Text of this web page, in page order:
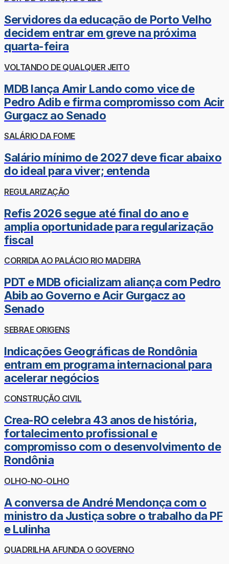
Servidores da educação de Porto Velho
decidem entrar em greve na próxima
quarta-feira
VOLTANDO DE QUALQUER JEITO
MDB lança Amir Lando como vice de
Pedro Adib e firma compromisso com Acir
Gurgacz ao Senado
SALÁRIO DA FOME
Salário mínimo de 2027 deve ficar abaixo
do ideal para viver; entenda
REGULARIZAÇÃO
Refis 2026 segue até final do ano e
amplia oportunidade para regularização
fiscal
CORRIDA AO PALÁCIO RIO MADEIRA
PDT e MDB oficializam aliança com Pedro
Abib ao Governo e Acir Gurgacz ao
Senado
SEBRAE ORIGENS
Indicações Geográficas de Rondônia
entram em programa internacional para
acelerar negócios
CONSTRUÇÃO CIVIL
Crea-RO celebra 43 anos de história,
fortalecimento profissional e
compromisso com o desenvolvimento de
Rondônia
OLHO-NO-OLHO
A conversa de André Mendonça com o
ministro da Justiça sobre o trabalho da PF
e Lulinha
QUADRILHA AFUNDA O GOVERNO